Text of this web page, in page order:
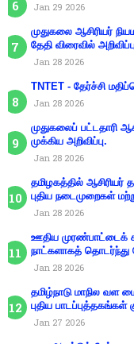
Jan 29 2026
முதுகலை ஆசிரியர்
தேதி விரைவில்
Jan 28 2026
TNTET - தேர்ச்சி
Jan 28 2026
முதுகலைப் பட்டதாரி
முக்கிய அறிவிப்பு.
Jan 28 2026
தமிழகத்தில் ஆசிரியர்
புதிய நடைமுறைகள்
Jan 28 2026
ஊதிய முரண்பாட்டைக்
நாட்களாகத் தொடர்ந்து
Jan 28 2026
தமிழ்நாடு மாநில வள
புதிய பாடப்புத்தகங்கள்
Jan 27 2026